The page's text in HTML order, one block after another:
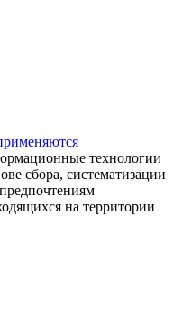
технологии
сбора, систематизации
на территории